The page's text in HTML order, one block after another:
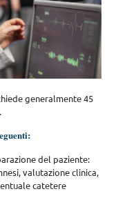
generalmente 45
del paziente:
valutazione clinica,
catetere